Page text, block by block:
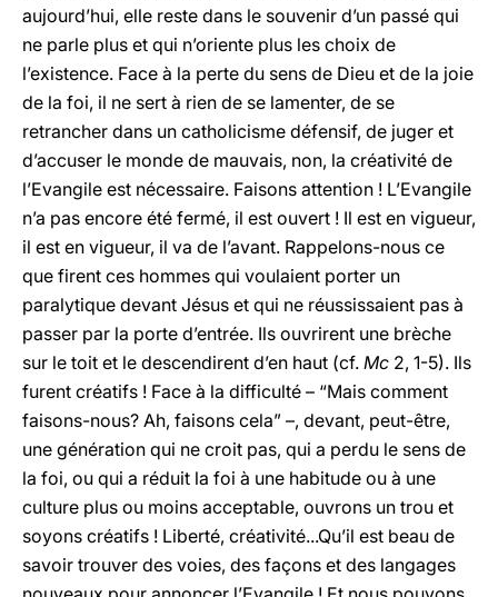
aujourd’hui, elle reste dans le souvenir d’un passé qui
ne parle plus et qui n’oriente plus les choix de
l’existence. Face à la perte du sens de Dieu et de la joie
de la foi, il ne sert à rien de se lamenter, de se
retrancher dans un catholicisme défensif, de juger et
d’accuser le monde de mauvais, non, la créativité de
l’Evangile est nécessaire. Faisons attention ! L’Evangile
n’a pas encore été fermé, il est ouvert ! Il est en vigueur,
il est en vigueur, il va de l’avant. Rappelons-nous ce
que firent ces hommes qui voulaient porter un
paralytique devant Jésus et qui ne réussissaient pas à
passer par la porte d’entrée. Ils ouvrirent une brèche
sur le toit et le descendirent d’en haut (cf. Mc 2, 1-5). Ils
furent créatifs ! Face à la difficulté – “Mais comment
faisons-nous? Ah, faisons cela” –, devant, peut-être,
une génération qui ne croit pas, qui a perdu le sens de
la foi, ou qui a réduit la foi à une habitude ou à une
culture plus ou moins acceptable, ouvrons un trou et
soyons créatifs ! Liberté, créativité...Qu’il est beau de
savoir trouver des voies, des façons et des langages